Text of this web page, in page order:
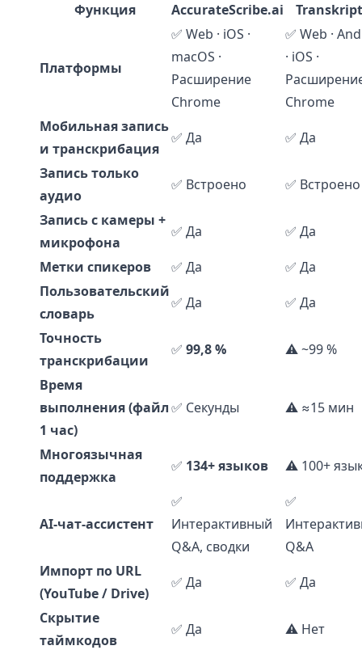
Функция
AccurateScribe.ai
Платформы
✅ Web · iOS ·
macOS ·
Расширение
Chrome
✅ Web ·
· iOS ·
Chrome
Мобильная запись
и транскрибация
✅ Да
✅ Да
Запись только
аудио
✅ Встроено
✅ Встроено
Запись с камеры +
микрофона
✅ Да
✅ Да
Метки спикеров
✅ Да
✅ Да
Пользовательский
словарь
✅ Да
✅ Да
Точность
транскрибации
✅ 99,8 %
⚠️ ~99 %
Время
выполнения (файл
1 час)
✅ Секунды ⚠️ ≈15 мин
Многоязычная
поддержка
✅ 134+ языков ⚠️ 100+
AI-чат-ассистент
✅
Интерактивный
Q&A, сводки
✅
Q&A
Импорт по URL
(YouTube / Drive)
✅ Да
✅ Да
Скрытие
таймкодов
✅ Да ⚠️ Нет